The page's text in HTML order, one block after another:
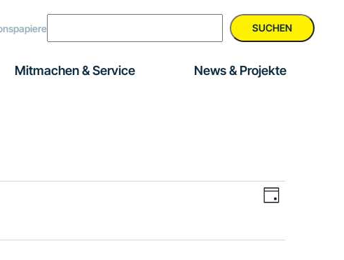
SUCHEN
Mitmachen & Service News & Projekte
Tag